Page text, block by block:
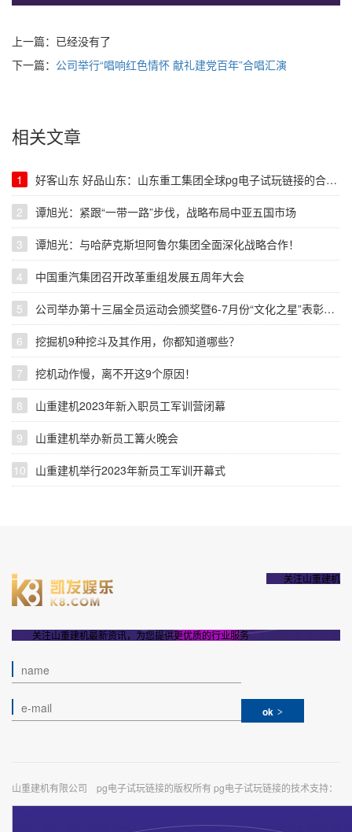
上一篇：已经没有了
下一篇： 公司举行“唱响红色情怀 献礼建党百年”合唱汇演
相关文章
1 好客山东 好品山东：山东重工集团全球pg电子试玩链接的合作伙伴大会暨pg电子游戏网站的产品展示会在哈萨克斯坦举行
2 谭旭光：紧跟“一带一路”步伐，战略布局中亚五国市场
3 谭旭光：与哈萨克斯坦阿鲁尔集团全面深化战略合作！
4 中国重汽集团召开改革重组发展五周年大会
5 公司举办第十三届全员运动会颁奖暨6-7月份“文化之星”表彰仪式
6 挖掘机9种挖斗及其作用，你都知道哪些？
7 挖机动作慢，离不开这9个原因！
8 山重建机2023年新入职员工军训营闭幕
9 山重建机举办新员工篝火晚会
10 山重建机举行2023年新员工军训开幕式
关注山重建机
关注山重建机最新资讯，为您提供更优质的行业服务
ok
山重建机有限公司 pg电子试玩链接的版权所有 pg电子试玩链接的技术支持：